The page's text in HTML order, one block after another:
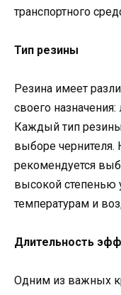
транспортного
Тип резины
Резина имеет
своего назначения:
Каждый тип резины
выборе чернителя.
рекомендуется
высокой степенью
температурам и
Длительность
Одним из важных